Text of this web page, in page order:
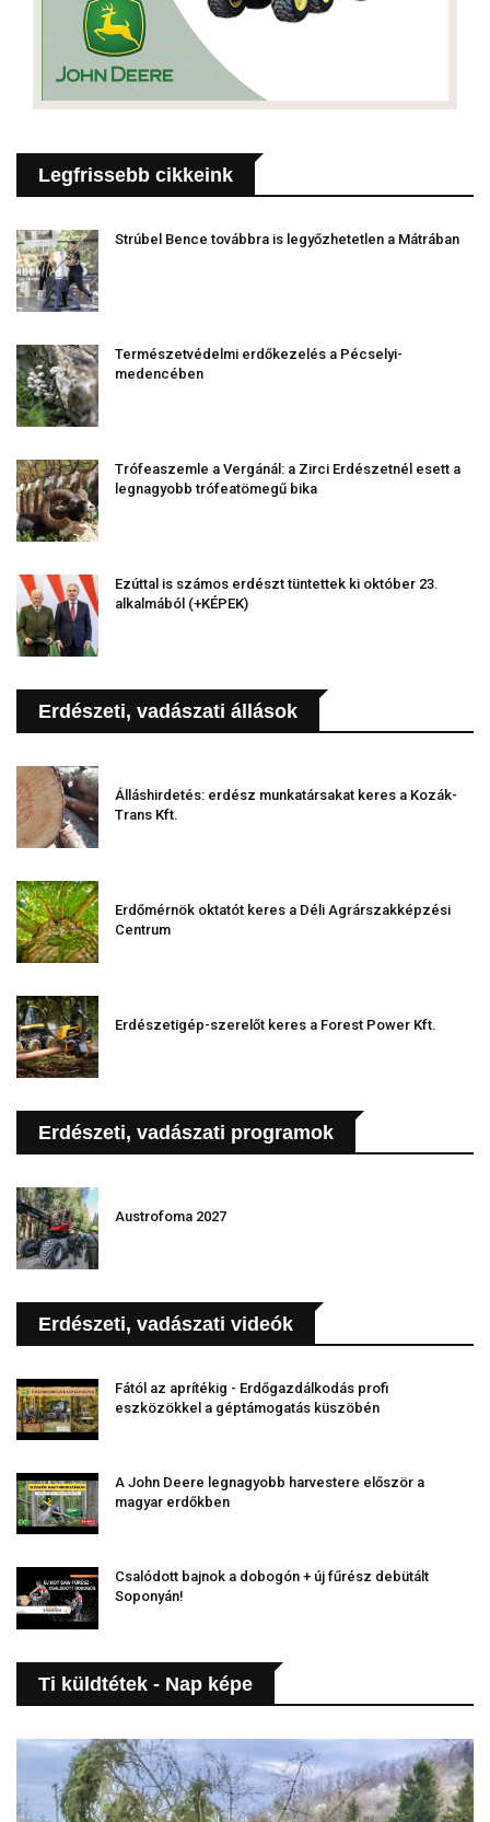
Legfrissebb cikkeink
Strúbel Bence továbbra is legyőzhetetlen a Mátrában
Természetvédelmi erdőkezelés a Pécselyi-
medencében
Trófeaszemle a Vergánál: a Zirci Erdészetnél esett a
legnagyobb trófeatömegű bika
Ezúttal is számos erdészt tüntettek ki október 23.
alkalmából (+KÉPEK)
Erdészeti, vadászati állások
Álláshirdetés: erdész munkatársakat keres a Kozák-
Trans Kft.
Erdőmérnök oktatót keres a Déli Agrárszakképzési
Centrum
Erdészetigép-szerelőt keres a Forest Power Kft.
Erdészeti, vadászati programok
Austrofoma 2027
Erdészeti, vadászati videók
Fától az aprítékig - Erdőgazdálkodás profi
eszközökkel a géptámogatás küszöbén
A John Deere legnagyobb harvestere először a
magyar erdőkben
Csalódott bajnok a dobogón + új fűrész debütált
Soponyán!
Ti küldtétek - Nap képe